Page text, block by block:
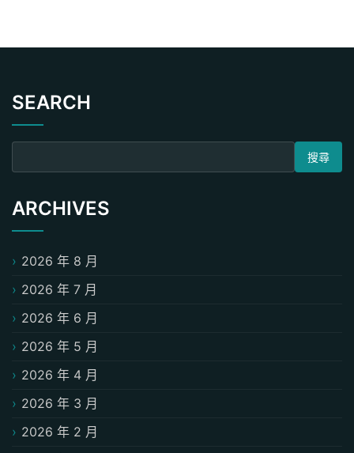
SEARCH
搜尋關鍵字:
ARCHIVES
2026 年 8 月
2026 年 7 月
2026 年 6 月
2026 年 5 月
2026 年 4 月
2026 年 3 月
2026 年 2 月